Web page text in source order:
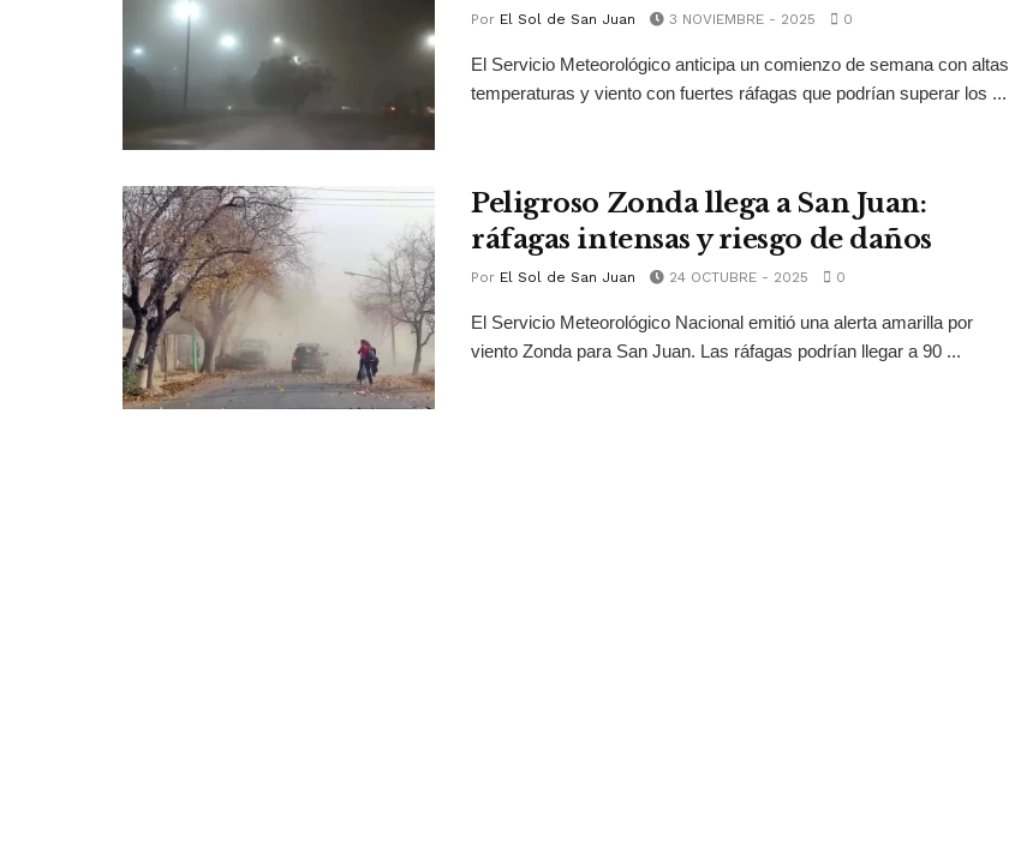
Por El Sol de San Juan 3 NOVIEMBRE - 2025 0
El Servicio Meteorológico anticipa un comienzo de semana con altas
temperaturas y viento con fuertes ráfagas que podrían superar los ...
Peligroso Zonda llega a San Juan:
ráfagas intensas y riesgo de daños
Por El Sol de San Juan 24 OCTUBRE - 2025 0
El Servicio Meteorológico Nacional emitió una alerta amarilla por
viento Zonda para San Juan. Las ráfagas podrían llegar a 90 ...